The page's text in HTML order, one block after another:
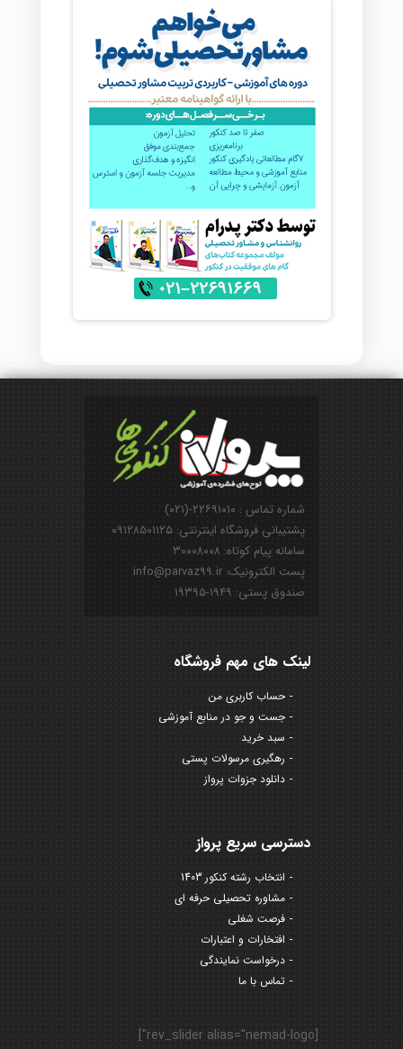
شماره تماس : ۲۲۶۹۱۰۱۰-(۰۲۱)
پشتیبانی فروشگاه اینترنتی: ۰۹۱۲۸۵۰۱۱۲۵
سامانه پیام کوتاه: ۳۰۰۰۸۰۰۸
پست الکترونیک: info@parvaz99.ir
صندوق پستی: ۱۹۴۹-۱۹۳۹۵
لینک های مهم فروشگاه
حساب کاربری من
جست و جو در منابع آموزشی
سبد خرید
رهگیری مرسولات پستی
دانلود جزوات پرواز
دسترسی سریع پرواز
انتخاب رشته کنکور 1403
مشاوره تحصیلی حرفه ای
فرصت شغلی
افتخارات و اعتبارات
درخواست نمایندگی
تماس با ما
[rev_slider alias="nemad-logo"]